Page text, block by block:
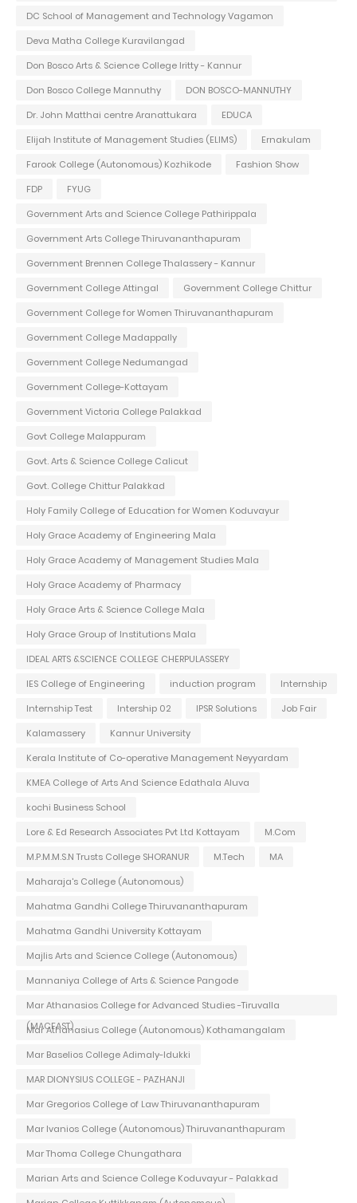
DC School of Management and Technology Vagamon
Deva Matha College Kuravilangad
Don Bosco Arts & Science College Iritty - Kannur
Don Bosco College Mannuthy
DON BOSCO-MANNUTHY
Dr. John Matthai centre Aranattukara
EDUCA
Elijah Institute of Management Studies (ELIMS)
Ernakulam
Farook College (Autonomous) Kozhikode
Fashion Show
FDP
FYUG
Government Arts and Science College Pathirippala
Government Arts College Thiruvananthapuram
Government Brennen College Thalassery - Kannur
Government College Attingal
Government College Chittur
Government College for Women Thiruvananthapuram
Government College Madappally
Government College Nedumangad
Government College-Kottayam
Government Victoria College Palakkad
Govt College Malappuram
Govt. Arts & Science College Calicut
Govt. College Chittur Palakkad
Holy Family College of Education for Women Koduvayur
Holy Grace Academy of Engineering Mala
Holy Grace Academy of Management Studies Mala
Holy Grace Academy of Pharmacy
Holy Grace Arts & Science College Mala
Holy Grace Group of Institutions Mala
IDEAL ARTS &SCIENCE COLLEGE CHERPULASSERY
IES College of Engineering
induction program
Internship
Internship Test
Intership 02 IPSR Solutions
Job Fair
Kalamassery
Kannur University
Kerala Institute of Co-operative Management Neyyardam
KMEA College of Arts And Science Edathala Aluva
kochi Business School
Lore & Ed Research Associates Pvt Ltd Kottayam
M.Com
M.P.M.M.S.N Trusts College SHORANUR
M.Tech
MA
Maharaja's College (Autonomous)
Mahatma Gandhi College Thiruvananthapuram
Mahatma Gandhi University Kottayam
Majlis Arts and Science College (Autonomous)
Mannaniya College of Arts & Science Pangode
Mar Athanasios College for Advanced Studies -Tiruvalla
(MACFAST)
Mar Athanasius College (Autonomous) Kothamangalam
Mar Baselios College Adimaly-Idukki
MAR DIONYSIUS COLLEGE - PAZHANJI
Mar Gregorios College of Law Thiruvananthapuram
Mar Ivanios College (Autonomous) Thiruvananthapuram
Mar Thoma College Chungathara
Marian Arts and Science College Koduvayur - Palakkad